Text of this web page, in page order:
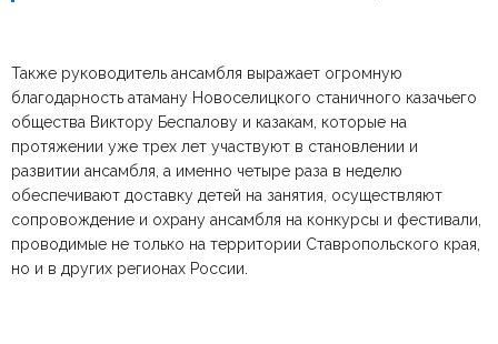
Также руководитель ансамбля выражает огромную
благодарность атаману Новоселицкого станичного казачьего
общества Виктору Беспалову и казакам, которые на
протяжении уже трех лет участвуют в становлении и
развитии ансамбля, а именно четыре раза в неделю
обеспечивают доставку детей на занятия, осуществляют
сопровождение и охрану ансамбля на конкурсы и фестивали,
проводимые не только на территории Ставропольского края,
но и в других регионах России.